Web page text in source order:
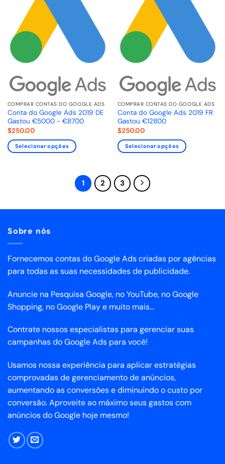
COMPRAR CONTAS DO GOOGLE ADS
Conta do Google Ads 2019 DE
Gastou €5000 - €8700
$250.00
Selecionar opções
COMPRAR CONTAS DO GOOGLE ADS
Conta do Google Ads 2019 FR
Gastou €12800
$250.00
Selecionar opções
1 2 3
Sobre nós
Fornecemos contas do Google Ads criadas por agências
para todas as suas necessidades de publicidade.
Anuncie na Pesquisa Google, no YouTube, no Google
Shopping, no Google Play e muito mais...
Contrate nossos especialistas para gerenciar suas
campanhas do Google Ads para você!
Usamos nossa experiência para aplicar estratégias
comprovadas de gerenciamento de anúncios,
aumentando as conversões e diminuindo o custo por
conversão. Aproveite ao máximo seus gastos com
anúncios do Google hoje mesmo!